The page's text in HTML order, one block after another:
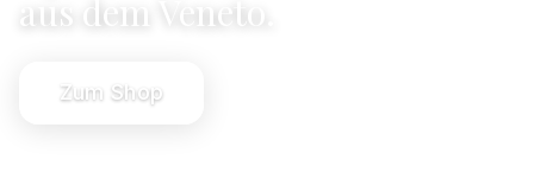
aus dem Veneto.
Zum Shop